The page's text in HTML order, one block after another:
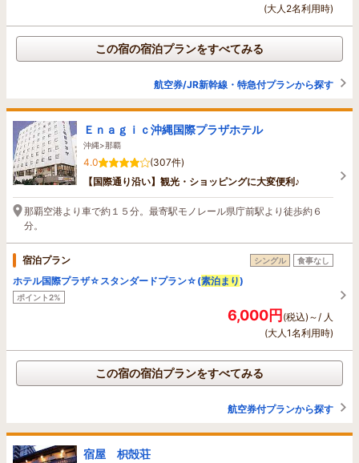
(大人2名利用時)
この宿の宿泊プランをすべてみる
航空券/JR新幹線・特急付プランから探す
Ｅｎａｇｉｃ沖縄国際プラザホテル
沖縄>那覇
4.0
(307件)
【国際通り沿い】観光・ショッピングに大変便利♪
那覇空港より車で約１５分。最寄駅モノレール県庁前駅より徒歩約６
分。
宿泊プラン シングル 食事なし
ホテル国際プラザ☆スタンダードプラン☆(素泊まり)
ポイント2%
6,000円(税込)～/ 人
(大人1名利用時)
この宿の宿泊プランをすべてみる
航空券付プランから探す
宿屋 枳殻荘